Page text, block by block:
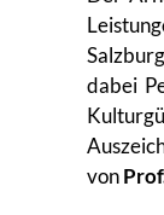
dabei
von